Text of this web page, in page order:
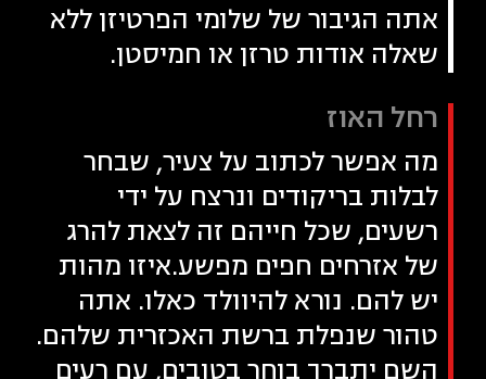
אתה הגיבור של שלומי הפרטיזן ללא
שאלה אודות טרזן או חמיסטן.
רחל האוז
מה אפשר לכתוב על צעיר, שבחר
לבלות בריקודים ונרצח על ידי
רשעים, שכל חייהם זה לצאת להרג
של אזרחים חפים מפשע.איזו מהות
יש להם. נורא להיוולד כאלו. אתה
טהור שנפלת ברשת האכזרית שלהם.
השם יתברך בוחר בטובים, עם רעים